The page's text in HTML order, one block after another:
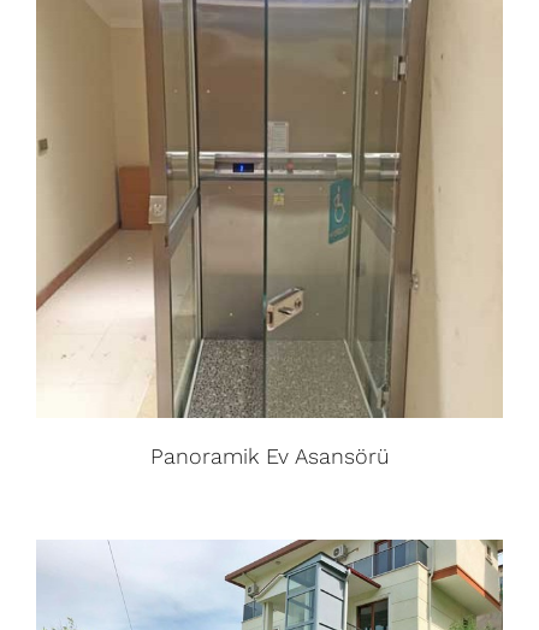
Panoramik Ev Asansörü